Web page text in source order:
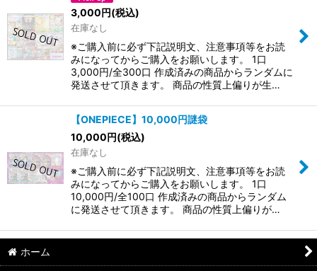
3,000円(税込)
在庫なし
※ご購入前に必ず下記説明文、注意事項等をお読
みになってからご購入をお願いします。 1口
3,000円/全300口 作成済みの商品からランダムに
発送させて頂きます。 商品の性質上偏りが生…
【ONEPIECE】10,000円謎袋
10,000円(税込)
在庫なし
※ご購入前に必ず下記説明文、注意事項等をお読
みになってからご購入をお願いします。 1口
10,000円/全100口 作成済みの商品からランダム
に発送させて頂きます。 商品の性質上偏りが…
ホーム